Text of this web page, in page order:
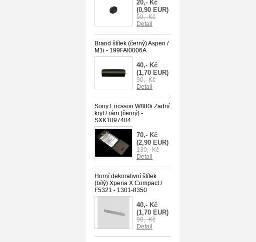
20,- Kč
(0,90 EUR)
50,- Kč
Detail
Brand štítek (černý) Aspen /
M1i - 199FAI0006A
40,- Kč
(1,70 EUR)
90,- Kč
Detail
Sony Ericsson W880i Zadní
kryt / rám (černý) -
SXK1097404
70,- Kč
(2,90 EUR)
130,- Kč
Detail
Horní dekorativní štítek
(bílý) Xperia X Compact /
F5321 - 1301-8350
40,- Kč
(1,70 EUR)
90,- Kč
Detail